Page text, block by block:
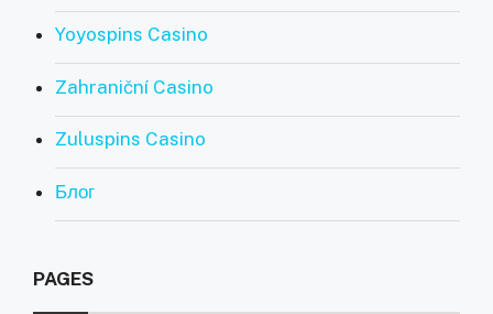
Yoyospins Casino
Zahraniční Casino
Zuluspins Casino
Блог
PAGES